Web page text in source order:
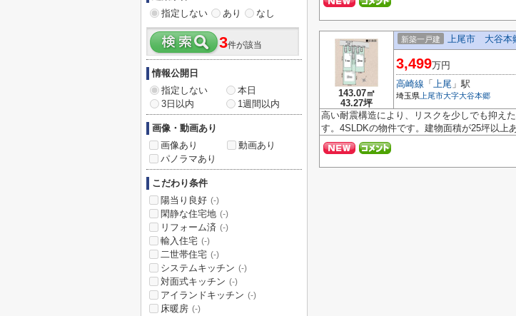
143.07㎡
43.27坪
新築一戸建 上尾市 大谷本
3,499万円
高崎線 「 上尾 」駅
埼玉県 上尾市大字大谷本郷
高い耐震構造により、リスクを少しでも抑え
す。4SLDKの物件です。建物面積が25坪以上
指定しない
あり なし
3件が該当
情報公開日
指定しない
本日
3日以内
1週間以内
画像・動画あり
画像あり
動画あり
パノラマあり
こだわり条件
陽当り良好 (-)
閑静な住宅地 (-)
リフォーム済 (-)
輸入住宅 (-)
二世帯住宅 (-)
システムキッチン (-)
対面式キッチン (-)
アイランドキッチン (-)
床暖房 (-)